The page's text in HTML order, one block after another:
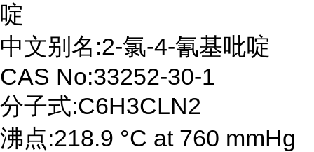
啶
中文别名:2-氯-4-氰基吡啶
CAS No:33252-30-1
分子式:C6H3CLN2
沸点:218.9 °C at 760 mmHg